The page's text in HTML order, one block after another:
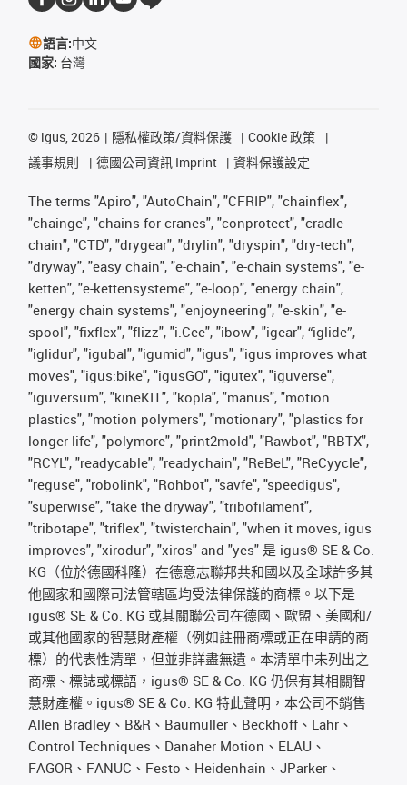
語言:中文
國家: 台灣
© igus, 2026 隱私權政策/資料保護
Cookie 政策
議事規則
德國公司資訊 Imprint 資料保護設定
The terms "Apiro", "AutoChain", "CFRIP", "chainflex",
"chainge", "chains for cranes", "conprotect", "cradle-
chain", "CTD", "drygear", "drylin", "dryspin", "dry-tech",
"dryway", "easy chain", "e-chain", "e-chain systems", "e-
ketten", "e-kettensysteme", "e-loop", "energy chain",
"energy chain systems", "enjoyneering", "e-skin", "e-
spool", "fixflex", "flizz", "i.Cee", "ibow", "igear", “iglide”,
"iglidur", "igubal", "igumid", "igus", "igus improves what
moves", "igus:bike", "igusGO", "igutex", "iguverse",
"iguversum", "kineKIT", "kopla", "manus", "motion
plastics", "motion polymers", "motionary", "plastics for
longer life", "polymore", "print2mold", "Rawbot", "RBTX",
"RCYL", "readycable", "readychain", "ReBeL", "ReCyycle",
"reguse", "robolink", "Rohbot", "savfe", "speedigus",
"superwise", "take the dryway", "tribofilament",
"tribotape", "triflex", "twisterchain", "when it moves, igus
improves", "xirodur", "xiros" and "yes" 是 igus® SE & Co.
KG（位於德國科隆）在德意志聯邦共和國以及全球許多其
他國家和國際司法管轄區均受法律保護的商標。以下是
igus® SE & Co. KG 或其關聯公司在德國、歐盟、美國和/
或其他國家的智慧財產權（例如註冊商標或正在申請的商
標）的代表性清單，但並非詳盡無遺。本清單中未列出之
商標、標誌或標語，igus® SE & Co. KG 仍保有其相關智
慧財產權。igus® SE & Co. KG 特此聲明，本公司不銷售
Allen Bradley、B&R、Baumüller、Beckhoff、Lahr、
Control Techniques、Danaher Motion、ELAU、
FAGOR、FANUC、Festo、Heidenhain、JParker、